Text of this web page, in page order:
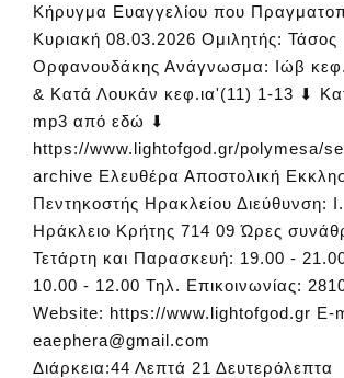
Κήρυγμα Ευαγγελίου που
Κυριακή 08.03.2026 Ομιλητής: Τάσος
Ορφανουδάκης Ανάγνωσμα: Ιώβ
& Κατά Λουκάν κεφ.ια'(11) 1-13 ⬇
mp3 από εδώ ⬇
https://www.lightofgod.gr/polymesa/
archive Ελευθέρα Αποστολική
Πεντηκοστής Ηρακλείου Διεύθυνση:
Ηράκλειο Κρήτης 714 09 Ώρες
Τετάρτη και Παρασκευή: 19.00 -
10.00 - 12.00 Τηλ. Επικοινωνίας:
Website: https://www.lightofgod.gr E-
eaephera@gmail.com
Διάρκεια:44 Λεπτά 21 Δευτερόλεπτα